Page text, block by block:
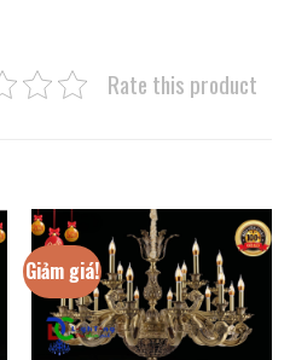
Rate this product
Giảm giá!